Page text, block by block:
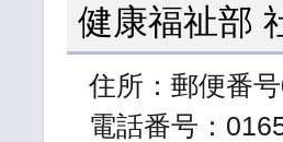
健康福祉部
住所：郵便番
電話番号：